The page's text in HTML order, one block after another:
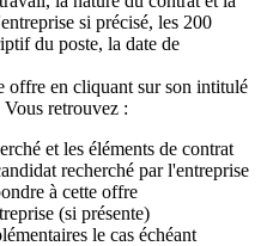
si précisé, les 200
du poste, la date de
offre en cliquant sur son intitulé
retrouvez :
et les éléments de contrat
recherché par l'entreprise
à cette offre
(si présente)
le cas échéant